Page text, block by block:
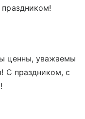
ценны, уважаемы
С праздником, с